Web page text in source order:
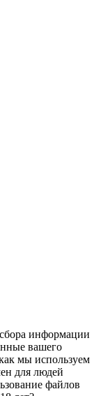
информации
вашего
мы используем
для людей
файлов